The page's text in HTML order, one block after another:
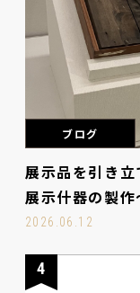
ブログ
展示品を引き
展示什器の製作
2026.06.12
4